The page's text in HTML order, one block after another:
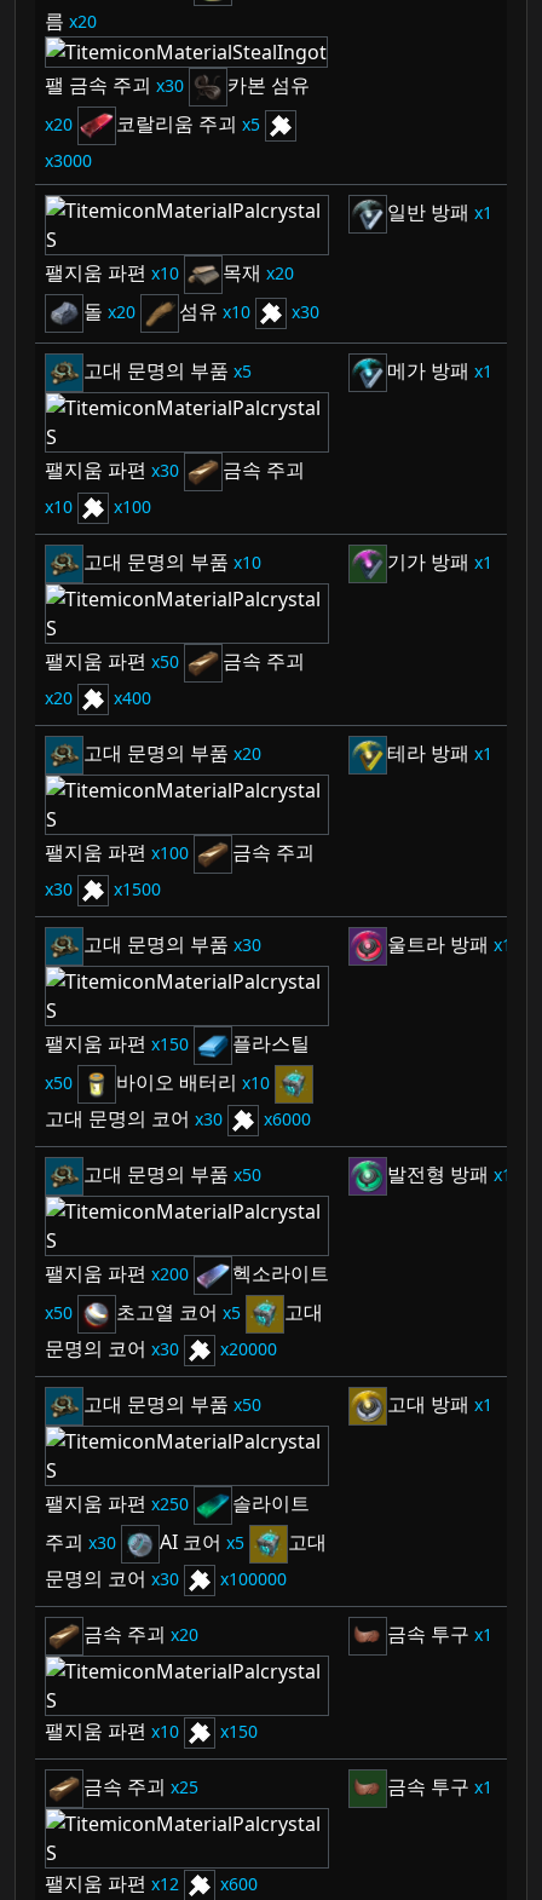
름
20
팰 금속 주괴 30 카본 섬유
20 코랄리움 주괴
5
3000
팰지움 파편 10 목재 20
돌 20 섬유 10 30
일반 방패 1
고대 문명의 부품 5
팰지움 파편 30 금속 주괴
10 100
메가 방패 1
고대 문명의 부품 10
팰지움 파편 50 금속 주괴
20 400
기가 방패 1
고대 문명의 부품 20
팰지움 파편 100 금속 주괴
30 1500
테라 방패 1
고대 문명의 부품 30
팰지움 파편 150 플라스틸
50 바이오 배터리 10
고대 문명의 코어 30 6000
울트라 방패 1
고대 문명의 부품 50
팰지움 파편 200 헥소라이트
50 초고열 코어 5
고대
문명의 코어
30 20000
발전형 방패 1
고대 문명의 부품 50
팰지움 파편 250
솔라이트
주괴
30 AI 코어 5
고대
문명의 코어
30 100000
고대 방패 1
금속 주괴 20
팰지움 파편 10 150
금속 투구 1
금속 주괴 25
팰지움 파편 12 600
금속 투구 1